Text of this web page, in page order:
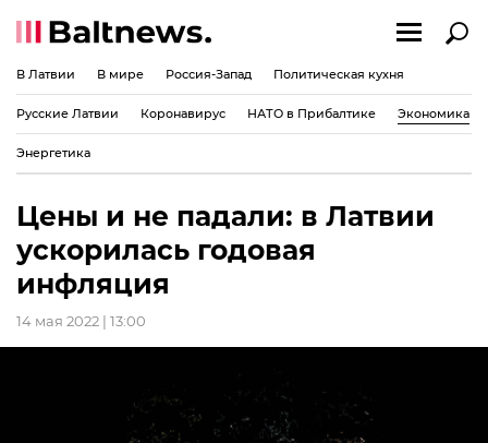
В Латвии В мире Россия-Запад Политическая кухня
Русские Латвии Коронавирус НАТО в Прибалтике Экономика
Энергетика
Цены и не падали: в Латвии
ускорилась годовая
инфляция
14 мая 2022 | 13:00